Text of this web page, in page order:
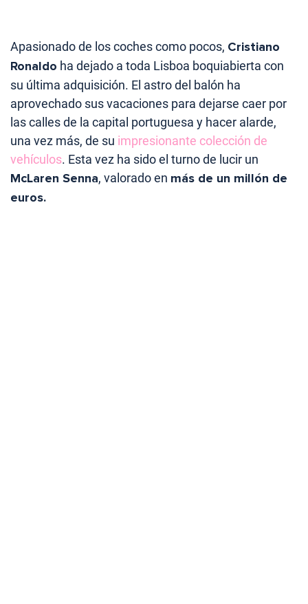
Apasionado de los coches como pocos, Cristiano
Ronaldo ha dejado a toda Lisboa boquiabierta con
su última adquisición. El astro del balón ha
aprovechado sus vacaciones para dejarse caer por
las calles de la capital portuguesa y hacer alarde,
una vez más, de su impresionante colección de
vehículos. Esta vez ha sido el turno de lucir un
McLaren Senna, valorado en más de un millón de
euros.